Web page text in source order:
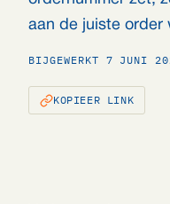
aan de juiste order
BIJGEWERKT 7 JUNI
KOPIEER LINK